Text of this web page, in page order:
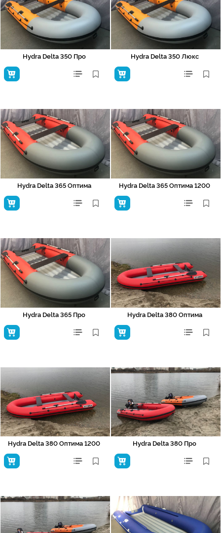
Hydra Delta 350 Про Hydra Delta 350 Люкс
Hydra Delta 365 Оптима Hydra Delta 365 Оптима 1200
Hydra Delta 365 Про Hydra Delta 380 Оптима
Hydra Delta 380 Оптима 1200 Hydra Delta 380 Про